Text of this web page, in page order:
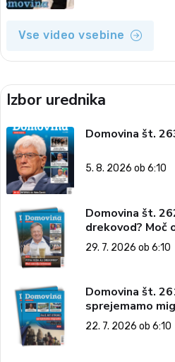
Vse video vsebine
Izbor urednika
Domovina št.
5. 8. 2026 ob 6:10
Domovina št.
drekovod? Moč
29. 7. 2026 ob 6:10
Domovina št.
sprejemamo
22. 7. 2026 ob 6:10